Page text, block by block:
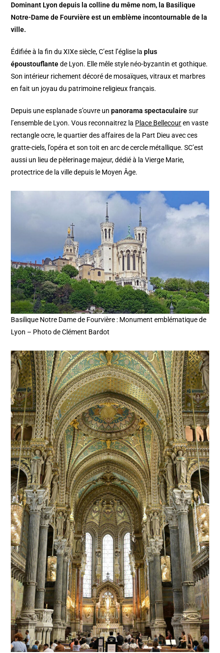
Dominant Lyon depuis la colline du même nom, la Basilique
Notre-Dame de Fourvière est un emblème incontournable de la
ville.
Édifiée à la fin du XIXe siècle, C’est l’église laplus
époustouflantede Lyon. Elle mêle style néo-byzantin et gothique.
Son intérieur richement décoré de mosaïques, vitraux et marbres
en fait un joyau du patrimoine religieux français.
Depuis une esplanade s’ouvre unpanorama spectaculairesur
l’ensemble de Lyon. Vous reconnaitrez la Place Bellecouren vaste
rectangle ocre, le quartier des affaires de la Part Dieu avec ces
gratte-ciels, l’opéra et son toit en arc de cercle métallique. SC’est
aussi un lieu de pèlerinage majeur, dédié à la Vierge Marie,
protectrice de la ville depuis le Moyen Âge.
Basilique Notre Dame de Fourvière : Monument emblématique de
Lyon – Photo de Clément Bardot